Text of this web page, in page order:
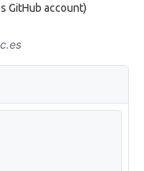
GitHub account)